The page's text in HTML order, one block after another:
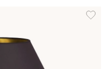
Lägg